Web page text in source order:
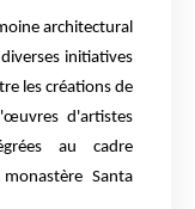
architectural
initiatives
les créations de
d'artistes
au cadre
Santa